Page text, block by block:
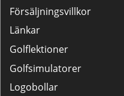
Försäljningsvillkor
Länkar
Golflektioner
Golfsimulatorer
Logobollar